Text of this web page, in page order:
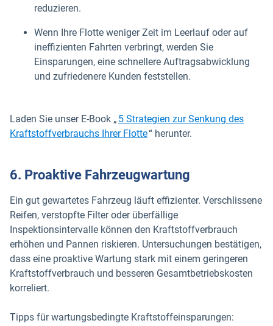
reduzieren.
Wenn Ihre Flotte weniger Zeit im Leerlauf oder auf
ineffizienten Fahrten verbringt, werden Sie
Einsparungen, eine schnellere Auftragsabwicklung
und zufriedenere Kunden feststellen.
Laden Sie unser E-Book „ 5 Strategien zur Senkung des
Kraftstoffverbrauchs Ihrer Flotte“ herunter.
6. Proaktive Fahrzeugwartung
Ein gut gewartetes Fahrzeug läuft effizienter. Verschlissene
Reifen, verstopfte Filter oder überfällige
Inspektionsintervalle können den Kraftstoffverbrauch
erhöhen und Pannen riskieren. Untersuchungen bestätigen,
dass eine proaktive Wartung stark mit einem geringeren
Kraftstoffverbrauch und besseren Gesamtbetriebskosten
korreliert.
Tipps für wartungsbedingte Kraftstoffeinsparungen: